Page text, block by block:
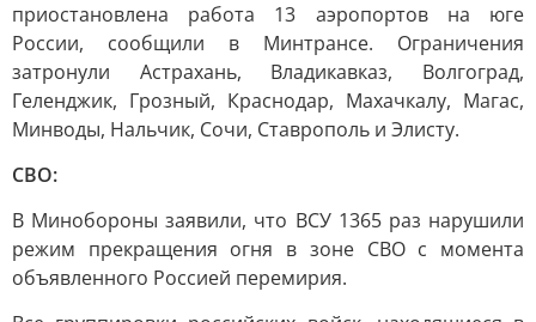
приостановлена работа 13 аэропортов на юге
России, сообщили в Минтрансе. Ограничения
затронули Астрахань, Владикавказ, Волгоград,
Геленджик, Грозный, Краснодар, Махачкалу, Магас,
Минводы, Нальчик, Сочи, Ставрополь и Элисту.
СВО:
В Минобороны заявили, что ВСУ 1365 раз нарушили
режим прекращения огня в зоне СВО с момента
объявленного Россией перемирия.